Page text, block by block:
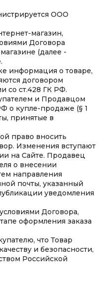
ООО
магазин,
Договора
(далее -
информация о товаре,
договором
со ст.428 ГК РФ.
и Продавцом
о купле-продаже (§ 1
принятые в
право вносить
Изменения вступают
на Сайте. Продавец
о внесении
направления
почты, указанный
уведомления
Договора,
оформления заказа
что Товар
и безопасности,
Российской